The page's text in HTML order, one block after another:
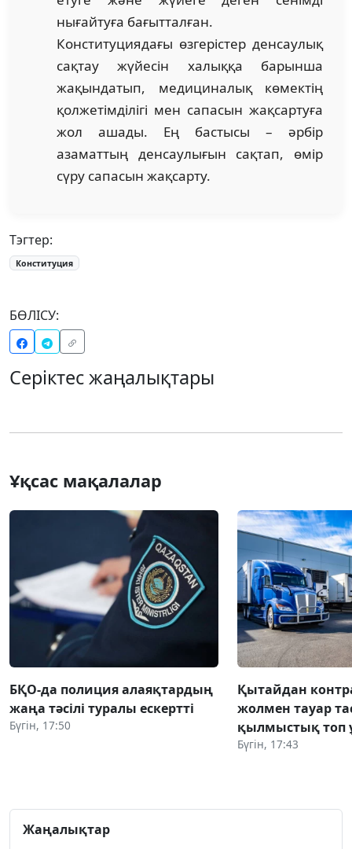
нығайтуға ба­ғыт­талған.
Конституциядағы өзгерістер денсаулық
сақтау жүйесін халыққа барынша
жақындатып, медициналық көмектің
қолжетімділігі мен сапасын жақсартуға
жол ашады. Ең бастысы – әрбір
азаматтың денсаулығын сақтап, өмір
сүру сапасын жақсарту.
Тэгтер:
Конституция
БӨЛІСУ:
Серіктес жаңалықтары
Ұқсас мақалалар
БҚО-да полиция алаяқтардың
жаңа тәсілі туралы ескертті
Бүгін, 17:50
Қытайдан
жолмен тауар
қылмыстық топ
Бүгін, 17:43
Жаңалықтар